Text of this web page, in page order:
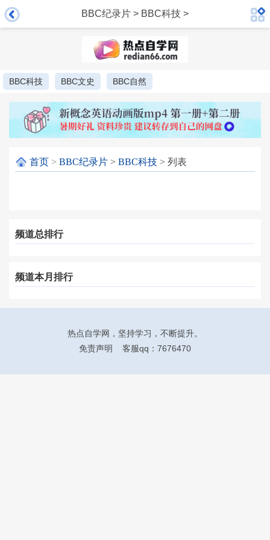
BBC纪录片 > BBC科技 >
BBC科技 BBC文史 BBC自然
首页 > BBC纪录片 > BBC科技 > 列表
频道总排行
频道本月排行
热点自学网 ，坚持学习，不断提升。
免责声明
客服qq：7676470